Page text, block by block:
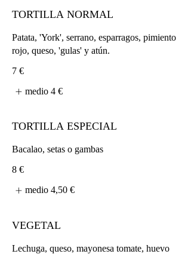
TORTILLA NORMAL
Patata, 'York', serrano, esparragos, pimiento
rojo, queso, 'gulas' y atún.
7 €
medio 4 €
TORTILLA ESPECIAL
Bacalao, setas o gambas
8 €
medio 4,50 €
VEGETAL
Lechuga, queso, mayonesa tomate, huevo